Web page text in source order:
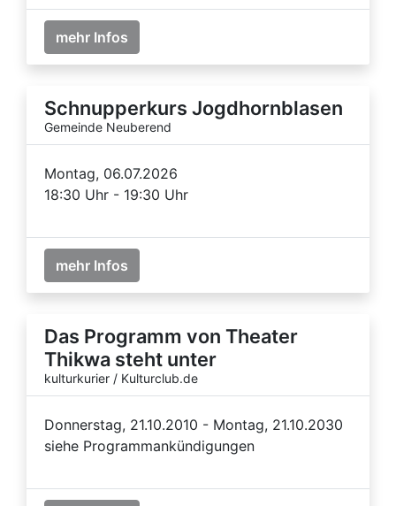
mehr Infos
Schnupperkurs Jogdhornblasen
Gemeinde Neuberend
Montag, 06.07.2026
18:30 Uhr - 19:30 Uhr
mehr Infos
Das Programm von Theater
Thikwa steht unter
kulturkurier / Kulturclub.de
Donnerstag, 21.10.2010 - Montag, 21.10.2030
siehe Programmankündigungen